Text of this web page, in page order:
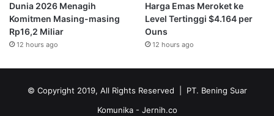
Dunia 2026 Menagih
Komitmen Masing-masing
Rp16,2 Miliar
12 hours ago
Harga Emas Meroket ke
Level Tertinggi $4.164 per
Ouns
12 hours ago
© Copyright 2019, All Rights Reserved | PT. Bening Suar
Komunika - Jernih.co